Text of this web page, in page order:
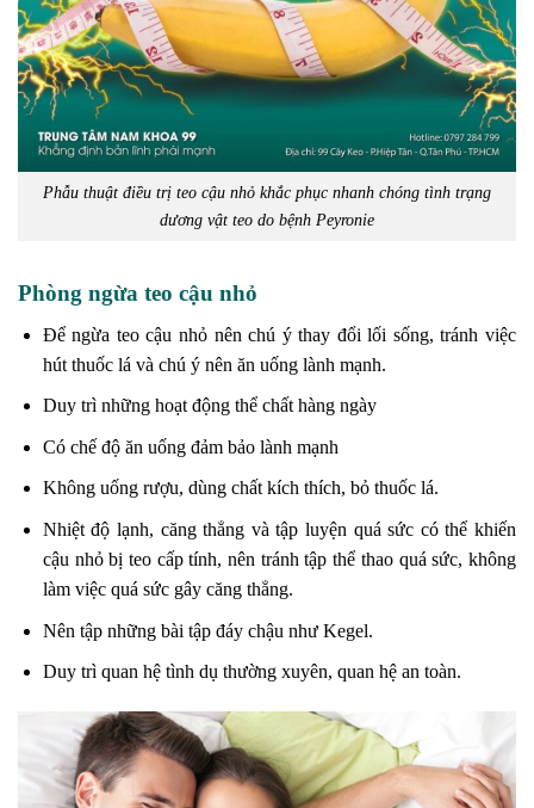
Phẫu thuật điều trị teo cậu nhỏ khắc phục nhanh chóng tình trạng
dương vật teo do bệnh Peyronie
Phòng ngừa teo cậu nhỏ
Để ngừa teo cậu nhỏ nên chú ý thay đổi lối sống, tránh việc
hút thuốc lá và chú ý nên ăn uống lành mạnh.
Duy trì những hoạt động thể chất hàng ngày
Có chế độ ăn uống đảm bảo lành mạnh
Không uống rượu, dùng chất kích thích, bỏ thuốc lá.
Nhiệt độ lạnh, căng thẳng và tập luyện quá sức có thể khiến
cậu nhỏ bị teo cấp tính, nên tránh tập thể thao quá sức, không
làm việc quá sức gây căng thẳng.
Nên tập những bài tập đáy chậu như Kegel.
Duy trì quan hệ tình dụ thường xuyên, quan hệ an toàn.